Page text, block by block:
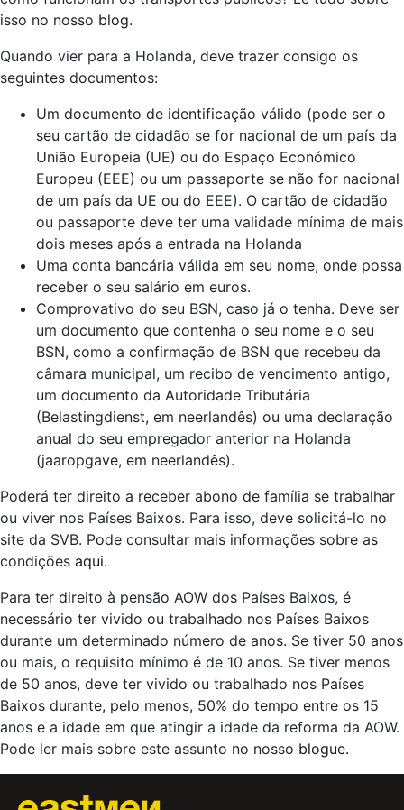
isso no nosso blog.
Quando vier para a Holanda, deve trazer consigo os
seguintes documentos:
Um documento de identificação válido (pode ser o
seu cartão de cidadão se for nacional de um país da
União Europeia (UE) ou do Espaço Económico
Europeu (EEE) ou um passaporte se não for nacional
de um país da UE ou do EEE). O cartão de cidadão
ou passaporte deve ter uma validade mínima de mais
dois meses após a entrada na Holanda
Uma conta bancária válida em seu nome, onde possa
receber o seu salário em euros.
Comprovativo do seu BSN, caso já o tenha. Deve ser
um documento que contenha o seu nome e o seu
BSN, como a confirmação de BSN que recebeu da
câmara municipal, um recibo de vencimento antigo,
um documento da Autoridade Tributária
(Belastingdienst, em neerlandês) ou uma declaração
anual do seu empregador anterior na Holanda
(jaaropgave, em neerlandês).
Poderá ter direito a receber abono de família se trabalhar
ou viver nos Países Baixos. Para isso, deve solicitá-lo no
site da SVB. Pode consultar mais informações sobre as
condições aqui.
Para ter direito à pensão AOW dos Países Baixos, é
necessário ter vivido ou trabalhado nos Países Baixos
durante um determinado número de anos. Se tiver 50 anos
ou mais, o requisito mínimo é de 10 anos. Se tiver menos
de 50 anos, deve ter vivido ou trabalhado nos Países
Baixos durante, pelo menos, 50% do tempo entre os 15
anos e a idade em que atingir a idade da reforma da AOW.
Pode ler mais sobre este assunto no nosso blogue.